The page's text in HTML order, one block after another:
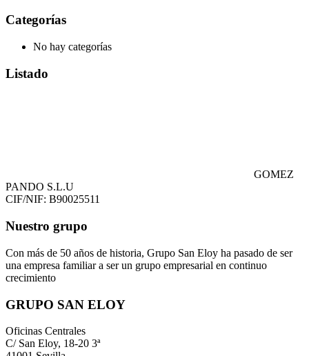
Categorías
No hay categorías
Listado
GOMEZ
PANDO S.L.U
CIF/NIF: B90025511
Nuestro grupo
Con más de 50 años de historia, Grupo San Eloy ha pasado de ser
una empresa familiar a ser un grupo empresarial en continuo
crecimiento
GRUPO SAN ELOY
Oficinas Centrales
C/ San Eloy, 18-20 3ª